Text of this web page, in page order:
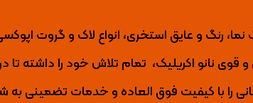
نانو اکریلیک، تمام تلاش خود را داشته تا
با کیفیت فوق العاده و خدمات تضمینی به شما